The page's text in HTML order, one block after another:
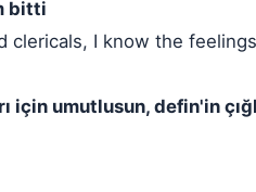
bitti
clericals, I know the
için umutlusun, defin'in